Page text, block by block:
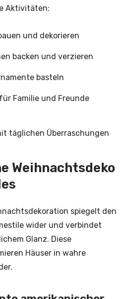
Aktivitäten:
und dekorieren
backen und verzieren
basteln
Familie und Freunde
täglichen Überraschungen
Weihnachtsdeko
spiegelt den
wider und verbindet
Glanz. Diese
Häuser in wahre